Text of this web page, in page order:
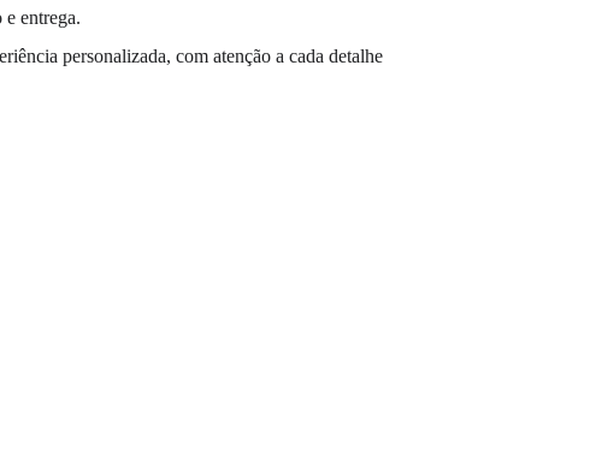
entrega.
personalizada, com atenção a cada detalhe